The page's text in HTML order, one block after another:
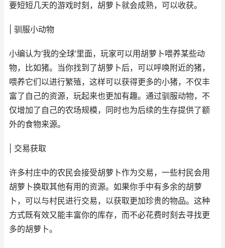
要短短几天的游戏时刻，胡萝卜就会成熟，可以收获。
| 驯服小动物
小编认为‘我的全球’里面，玩家可以用胡萝卜喂养某些动
物，比如猪。当你找到了胡萝卜后，可以呼唤附近的猪，
喂养它们以进行繁殖，这样可以获得更多的小猪，不仅丰
富了自己的资源，玩起来也更加有趣。通过驯服动物，不
仅增加了自己的农场规模，同时也为后续的生存提供了额
外的食物来源。
| 交易获取
许多村庄中的农民会接受胡萝卜作为交易，一些村民会用
胡萝卜换取其他有用的资源。如果你手中有多余的胡萝
卜，可以与村民进行交易，以获取更加珍贵的物品。这种
方式既有效又能丰富你的库存，而不必花费时刻去寻找更
多的胡萝卜。